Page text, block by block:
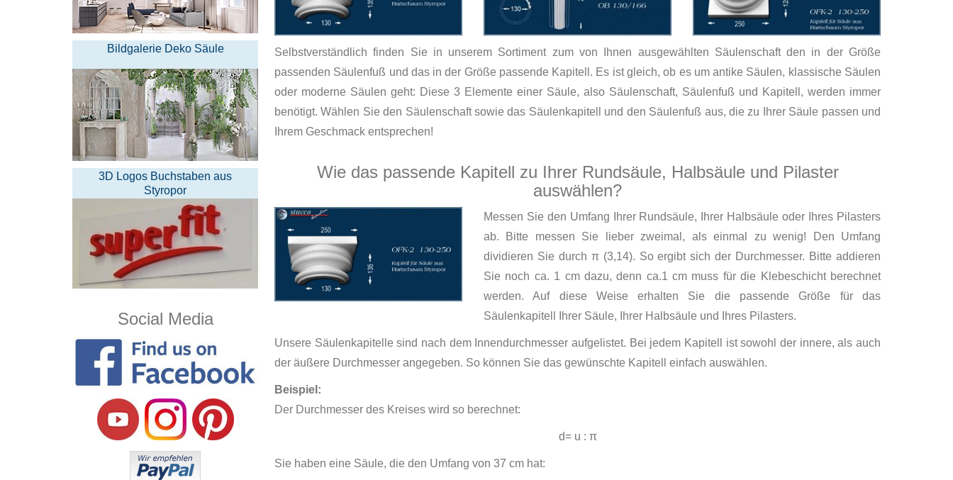
Selbstverständlich finden Sie in unserem Sortiment zum von Ihnen ausgewählten Säulenschaft den in der Größe
passenden Säulenfuß und das in der Größe passende Kapitell. Es ist gleich, ob es um antike Säulen, klassische Säulen
oder moderne Säulen geht: Diese 3 Elemente einer Säule, also Säulenschaft, Säulenfuß und Kapitell, werden immer
benötigt. Wählen Sie den Säulenschaft sowie das Säulenkapitell und den Säulenfuß aus, die zu Ihrer Säule passen und
Ihrem Geschmack entsprechen!
Wie das passende Kapitell zu Ihrer Rundsäule, Halbsäule und Pilaster
auswählen?
Messen Sie den Umfang Ihrer Rundsäule, Ihrer Halbsäule oder Ihres Pilasters
ab. Bitte messen Sie lieber zweimal, als einmal zu wenig! Den Umfang
dividieren Sie durch π (3,14). So ergibt sich der Durchmesser. Bitte addieren
Sie noch ca. 1 cm dazu, denn ca.1 cm muss für die Klebeschicht berechnet
werden. Auf diese Weise erhalten Sie die passende Größe für das
Säulenkapitell Ihrer Säule, Ihrer Halbsäule und Ihres Pilasters.
Unsere Säulenkapitelle sind nach dem Innendurchmesser aufgelistet. Bei jedem Kapitell ist sowohl der innere, als auch
der äußere Durchmesser angegeben. So können Sie das gewünschte Kapitell einfach auswählen.
Beispiel:
Der Durchmesser des Kreises wird so berechnet:
d= u : π
Sie haben eine Säule, die den Umfang von 37 cm hat:
Bildgalerie Deko Säule
3D Logos Buchstaben aus
Styropor
Social Media